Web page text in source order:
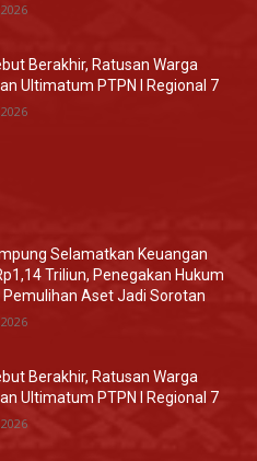
Berakhir, Ratusan Warga
Ultimatum PTPN I Regional 7
Selamatkan Keuangan
Triliun, Penegakan Hukum
Pemulihan Aset Jadi Sorotan
Berakhir, Ratusan Warga
Ultimatum PTPN I Regional 7